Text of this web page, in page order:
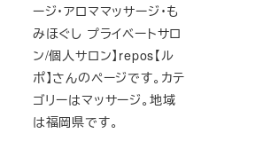
ージ・アロママッサージ・も
みほぐし プライベートサロ
ン/個人サロン】repos【ル
ポ】さんのページです。カテ
ゴリーはマッサージ。地域
は福岡県です。